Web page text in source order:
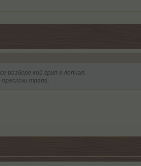
разбере кой грип е лепнал.
трапа.